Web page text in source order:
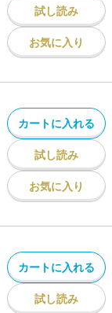
試し読み
お気に入り
カートに入れる
試し読み
お気に入り
カートに入れる
試し読み